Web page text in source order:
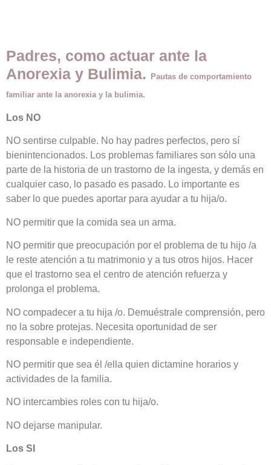
Padres, como actuar ante la
Anorexia y Bulimia.
Pautas de comportamiento
familiar ante la anorexia y la bulimia.
Los NO
NO sentirse culpable. No hay padres perfectos, pero sí
bienintencionados. Los problemas familiares son sólo una
parte de la historia de un trastorno de la ingesta, y demás en
cualquier caso, lo pasado es pasado. Lo importante es
saber lo que puedes aportar para ayudar a tu hija/o.
NO permitir que la comida sea un arma.
NO permitir que preocupación por el problema de tu hijo /a
le reste atención a tu matrimonio y a tus otros hijos. Hacer
que el trastorno sea el centro de atención refuerza y
prolonga el problema.
NO compadecer a tu hija /o. Demuéstrale comprensión, pero
no la sobre protejas. Necesita oportunidad de ser
responsable e independiente.
NO permitir que sea él /ella quien dictamine horarios y
actividades de la familia.
NO intercambies roles con tu hija/o.
NO dejarse manipular.
Los SI